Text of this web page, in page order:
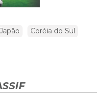
Japão
Coréia do Sul